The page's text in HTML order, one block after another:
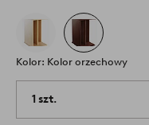
Kolor: Kolor orzechowy
1 szt.